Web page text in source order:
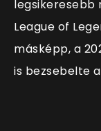
legsikeresebb
League of
másképp, a
is bezsebelte